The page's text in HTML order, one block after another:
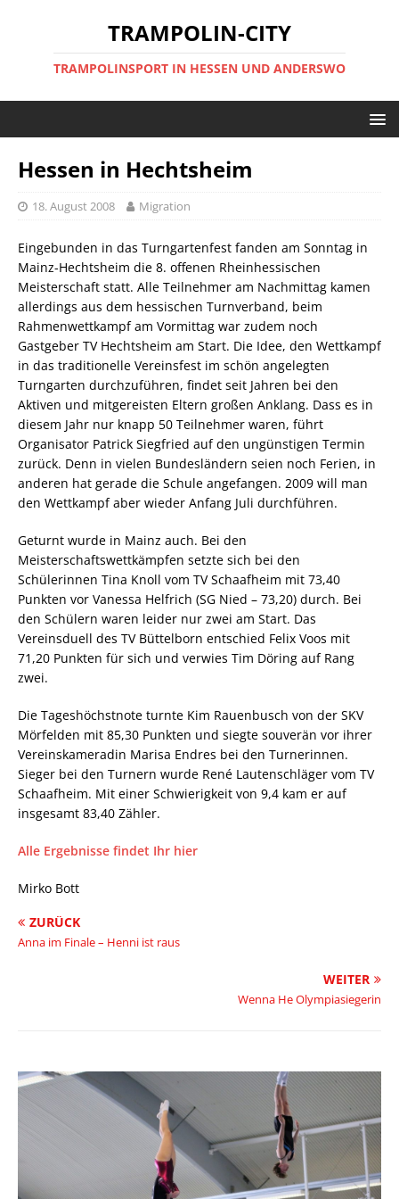
TRAMPOLIN-CITY
TRAMPOLINSPORT IN HESSEN UND ANDERSWO
Hessen in Hechtsheim
18. August 2008 Migration
Eingebunden in das Turngartenfest fanden am Sonntag in
Mainz-Hechtsheim die 8. offenen Rheinhessischen
Meisterschaft statt. Alle Teilnehmer am Nachmittag kamen
allerdings aus dem hessischen Turnverband, beim
Rahmenwettkampf am Vormittag war zudem noch
Gastgeber TV Hechtsheim am Start. Die Idee, den Wettkampf
in das traditionelle Vereinsfest im schön angelegten
Turngarten durchzuführen, findet seit Jahren bei den
Aktiven und mitgereisten Eltern großen Anklang. Dass es in
diesem Jahr nur knapp 50 Teilnehmer waren, führt
Organisator Patrick Siegfried auf den ungünstigen Termin
zurück. Denn in vielen Bundesländern seien noch Ferien, in
anderen hat gerade die Schule angefangen. 2009 will man
den Wettkampf aber wieder Anfang Juli durchführen.
Geturnt wurde in Mainz auch. Bei den
Meisterschaftswettkämpfen setzte sich bei den
Schülerinnen Tina Knoll vom TV Schaafheim mit 73,40
Punkten vor Vanessa Helfrich (SG Nied – 73,20) durch. Bei
den Schülern waren leider nur zwei am Start. Das
Vereinsduell des TV Büttelborn entschied Felix Voos mit
71,20 Punkten für sich und verwies Tim Döring auf Rang
zwei.
Die Tageshöchstnote turnte Kim Rauenbusch von der SKV
Mörfelden mit 85,30 Punkten und siegte souverän vor ihrer
Vereinskameradin Marisa Endres bei den Turnerinnen.
Sieger bei den Turnern wurde René Lautenschläger vom TV
Schaafheim. Mit einer Schwierigkeit von 9,4 kam er auf
insgesamt 83,40 Zähler.
Alle Ergebnisse findet Ihr hier
Mirko Bott
ZURÜCK
Anna im Finale – Henni ist raus
WEITER
Wenna He Olympiasiegerin